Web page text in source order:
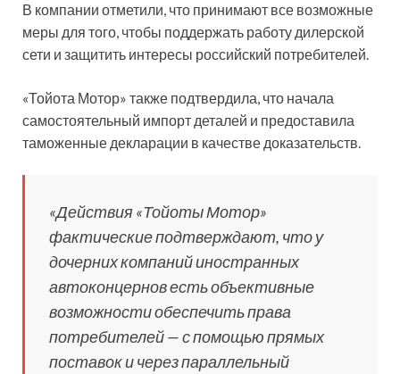
В компании отметили, что принимают все возможные
меры для того, чтобы поддержать работу дилерской
сети и защитить интересы российский потребителей.
«Тойота Мотор» также подтвердила, что начала
самостоятельный импорт деталей и предоставила
таможенные декларации в качестве доказательств.
«Действия «Тойоты Мотор»
фактические подтверждают, что у
дочерних компаний иностранных
автоконцернов есть объективные
возможности обеспечить права
потребителей — с помощью прямых
поставок и через параллельный